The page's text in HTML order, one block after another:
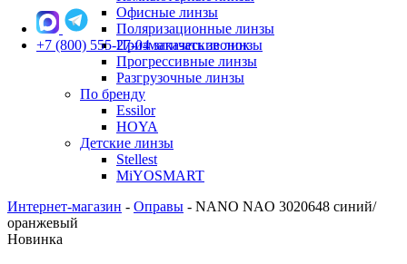
Офисные линзы
Поляризационные линзы
Призматические линзы
Прогрессивные линзы
Разгрузочные линзы
По бренду
Essilor
HOYA
Детские линзы
Stellest
MiYOSMART
+7 (800) 555-27-04 заказать звонок
Интернет-магазин - Оправы - NANO NAO 3020648 синий/
оранжевый
Новинка